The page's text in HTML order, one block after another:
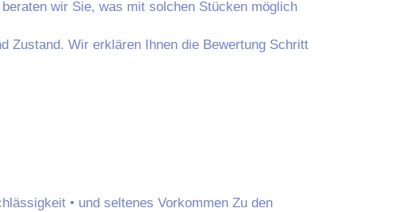
wir Sie, was mit solchen Stücken möglich
Zustand. Wir erklären Ihnen die Bewertung Schritt
• und seltenes Vorkommen Zu den